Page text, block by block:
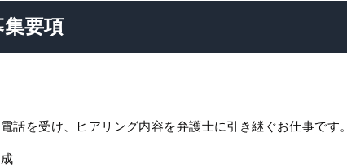
集要項
話を受け、ヒアリング内容を弁護士に引き継ぐお仕事です。